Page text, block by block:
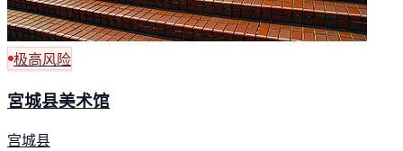
极高风险
宮城县美术馆
宫城县